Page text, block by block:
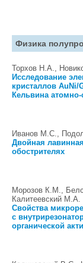
Физика
Торхов Н.А.,
Исследование
кристаллов
Кельвина
Иванов М.С.,
Двойная
обострителях
Морозов К.М.,
Калитеевский М.А.
Свойства
с
органической